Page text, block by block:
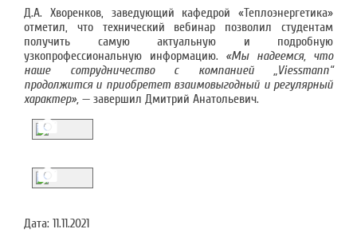
Д.А. Хворенков, заведующий кафедрой «Теплоэнергетика»
отметил, что технический вебинар позволил студентам
получить самую актуальную и подробную
узкопрофессиональную информацию. «Мы надеемся, что
наше сотрудничество с компанией „Viessmann“
продолжится и приобретет взаимовыгодный и регулярный
характер», — завершил Дмитрий Анатольевич.
Дата: 11.11.2021